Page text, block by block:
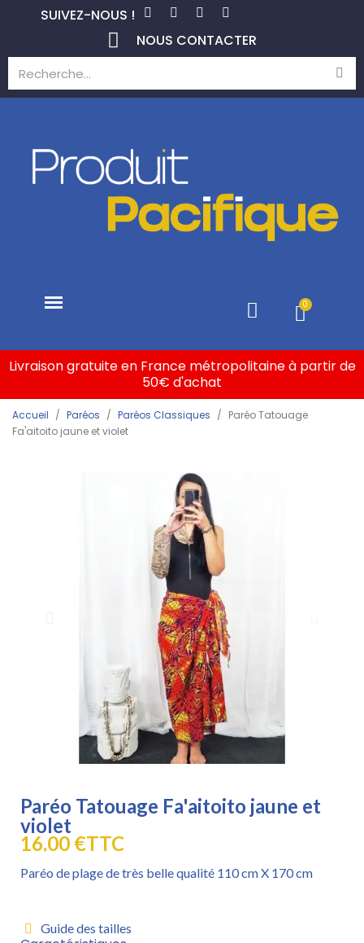
SUIVEZ-NOUS !
NOUS CONTACTER
Livraison gratuite en France métropolitaine à partir de
50€ d'achat
Accueil Paréos Paréos Classiques
Paréo Tatouage
Fa'aitoito jaune et violet
Paréo Tatouage Fa'aitoito jaune et
violet
16,00 €TTC
Paréo de plage de très belle qualité 110 cm X 170 cm
Guide des tailles